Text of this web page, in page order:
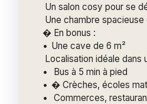
Un salon cosy pour se
Une chambre
� En bonus :
Une cave de 6 m²
Localisation idéale dans
Bus à 5 min à pied
� Crèches, écoles
Commerces,